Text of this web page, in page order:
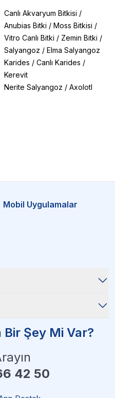
Canlı Akvaryum Bitkisi /
Anubias Bitki / Moss Bitkisi /
Vitro Canlı Bitki / Zemin Bitki /
Salyangoz / Elma Salyangoz
Karides / Canlı Karides /
Kerevit
Nerite Salyangoz / Axolotl
Mobil Uygulamalar
Bir Şey Mi Var?
42 50